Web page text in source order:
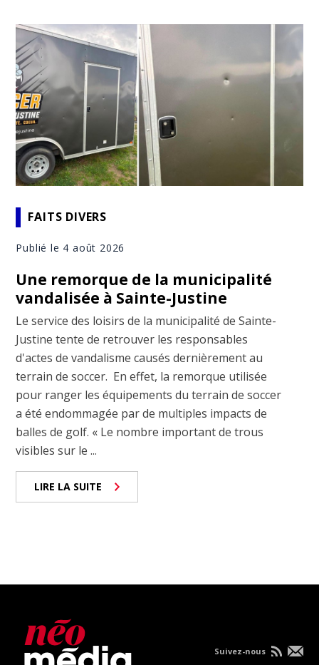
FAITS DIVERS
Publié le 4 août 2026
Une remorque de la municipalité
vandalisée à Sainte-Justine
Le service des loisirs de la municipalité de Sainte-
Justine tente de retrouver les responsables
d'actes de vandalisme causés dernièrement au
terrain de soccer. En effet, la remorque utilisée
pour ranger les équipements du terrain de soccer
a été endommagée par de multiples impacts de
balles de golf. « Le nombre important de trous
visibles sur le ...
LIRE LA SUITE
Suivez-nous